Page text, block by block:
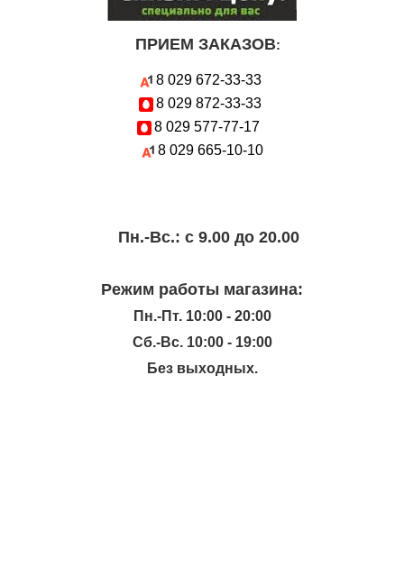
ПРИЕМ ЗАКАЗОВ:
8 029 672-33-33
8 029 872-33-33
8 029 577-77-17
8 029 665-10-10
Пн.-Вc.: с 9.00 до 20.00
Режим работы магазина:
Пн.-Пт. 10:00 - 20:00
Сб.-Вс. 10:00 - 19:00
Без выходных.